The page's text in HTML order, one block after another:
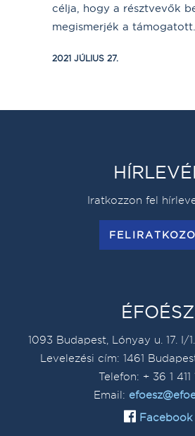
célja, hogy a résztvevők
megismerjék a
2021 JÚLIUS 27.
Iratkozzon fel
ÉFOÉSZ
1093 Budapest, Lónyay u. 17. I/
Levelezési cím: 1461
Telefon: + 36 1 411
Email:
Facebook